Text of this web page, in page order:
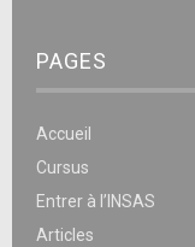
PAGES
Accueil
Cursus
Entrer à l’INSAS
Articles